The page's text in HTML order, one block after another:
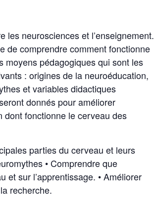
les neurosciences et l’enseignement.
de comprendre comment fonctionne
moyens pédagogiques qui sont les
: origines de la neuroéducation,
et variables didactiques
donnés pour améliorer
dont fonctionne le cerveau des
parties du cerveau et leurs
• Comprendre que
sur l’apprentissage. • Améliorer
recherche.